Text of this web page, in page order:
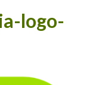
logo-